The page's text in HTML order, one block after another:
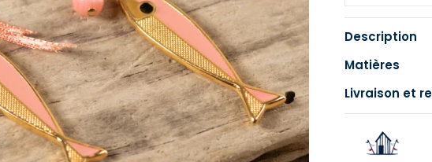
Description
Matières
Livraison et